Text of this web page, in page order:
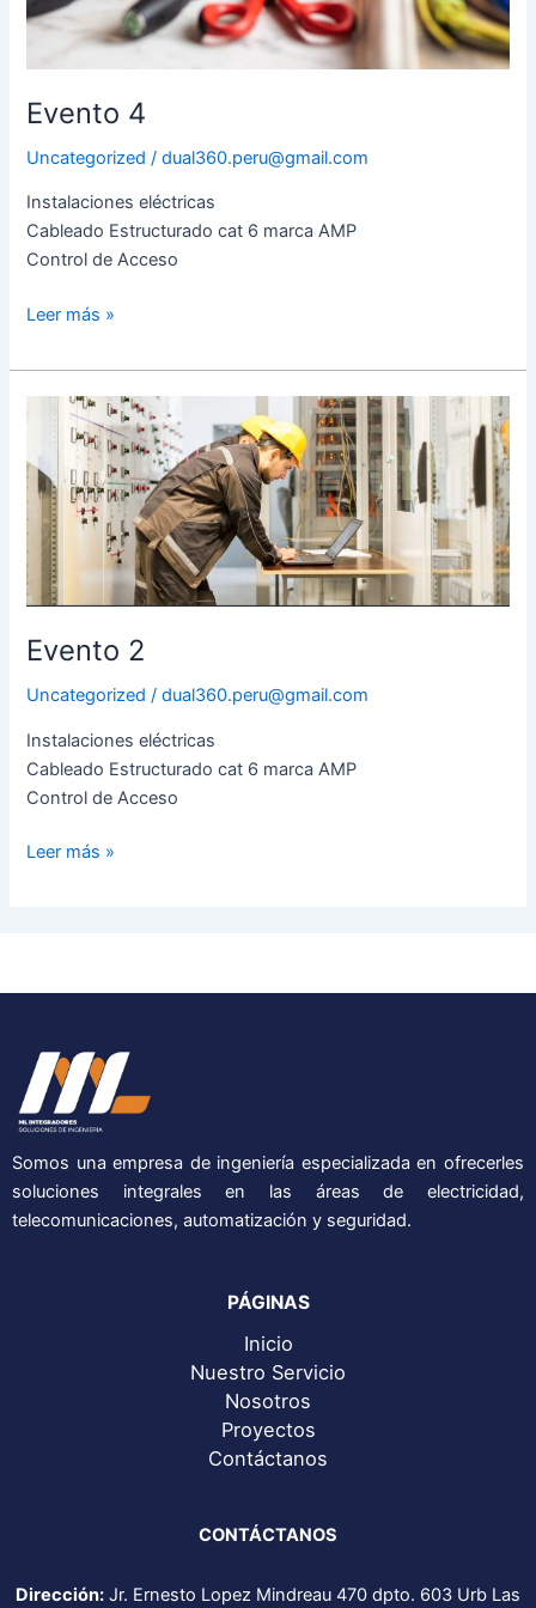
Evento 4
Uncategorized /dual360.peru@gmail.com
Instalaciones eléctricas
Cableado Estructurado cat 6 marca AMP
Control de Acceso
Leer más »
Evento 2
Uncategorized /dual360.peru@gmail.com
Instalaciones eléctricas
Cableado Estructurado cat 6 marca AMP
Control de Acceso
Evento
Leer más »
Somos una empresa de ingeniería especializada en ofrecerles
soluciones integrales en las áreas de electricidad,
telecomunicaciones, automatización y seguridad.
PÁGINAS
Inicio
Nuestro Servicio
Nosotros
Proyectos
Contáctanos
CONTÁCTANOS
Dirección: Jr. Ernesto Lopez Mindreau 470 dpto. 603 Urb Las